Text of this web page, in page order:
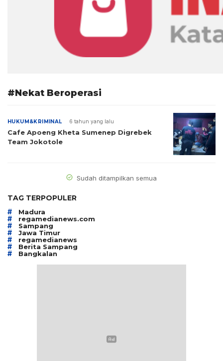
#Nekat Beroperasi
HUKUM&KRIMINAL 6 tahun yang lalu
Cafe Apoeng Kheta Sumenep Digrebek
Team Jokotole
Sudah ditampilkan semua
TAG TERPOPULER
# Madura
# regamedianews.com
# Sampang
# Jawa Timur
# regamedianews
# Berita Sampang
# Bangkalan